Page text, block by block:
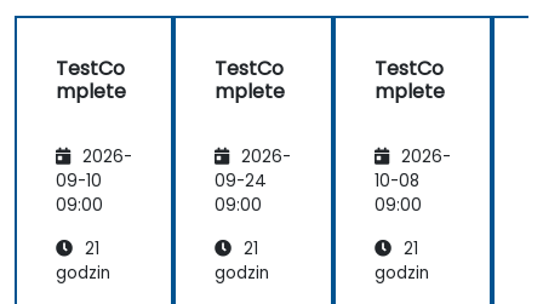
TestCo
mplete
2026-
09-10
09:00
21
godzin
TestCo
mplete
2026-
09-24
09:00
21
godzin
TestCo
mplete
2026-
10-08
09:00
21
godzin